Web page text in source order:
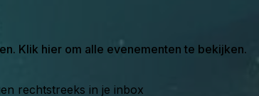
Klik hier om alle evenementen te bekijken.
rechtstreeks in je inbox